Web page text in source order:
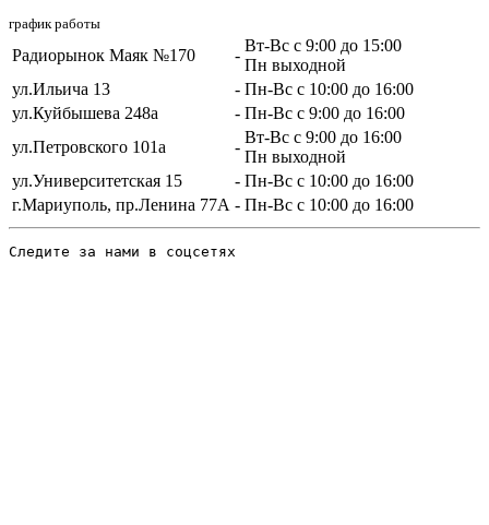
график работы
Радиорынок Маяк №170 -
Вт-Вс с 9:00 до 15:00
Пн выходной
ул.Ильича 13
- Пн-Вс с 10:00 до 16:00
ул.Куйбышева 248а
- Пн-Вс с 9:00 до 16:00
ул.Петровского 101a
-
Вт-Вс с 9:00 до 16:00
Пн выходной
ул.Университетская 15
- Пн-Вс с 10:00 до 16:00
г.Мариуполь, пр.Ленина 77А - Пн-Вс с 10:00 до 16:00
Следите за нами в соцсетях